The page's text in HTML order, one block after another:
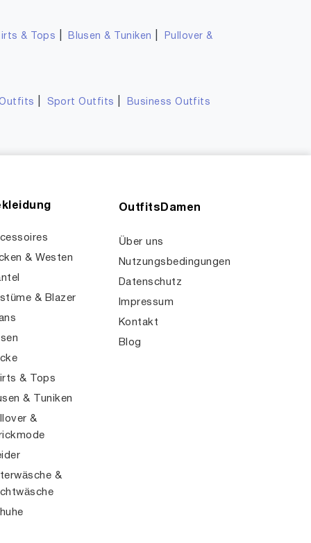
& Tops Blusen & Tuniken Pullover &
Sport Outfits Business Outfits
& Westen
& Blazer
& Tops
& Tuniken
&
&
OutfitsDamen
Über uns
Nutzungsbedingungen
Datenschutz
Impressum
Kontakt
Blog